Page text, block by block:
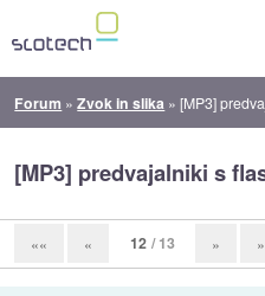
Forum »Zvok in slika »[MP3]
[MP3] predvajalniki s
«« « 12 / 13 »